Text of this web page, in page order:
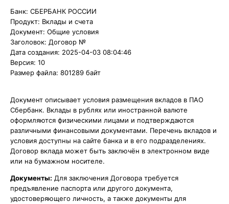
Банк: СБЕРБАНК РОССИИ
Продукт: Вклады и счета
Документ: Общие условия
Заголовок: Договор №
Дата создания: 2025-04-03 08:04:46
Версия: 10
Размер файла: 801289 байт
Документ описывает условия размещения вкладов в ПАО
Сбербанк. Вклады в рублях или иностранной валюте
оформляются физическими лицами и подтверждаются
различными финансовыми документами. Перечень вкладов и
условия доступны на сайте банка и в его подразделениях.
Договор вклада может быть заключён в электронном виде
или на бумажном носителе.
Документы: Для заключения Договора требуется
предъявление паспорта или другого документа,
удостоверяющего личность, а также документы для